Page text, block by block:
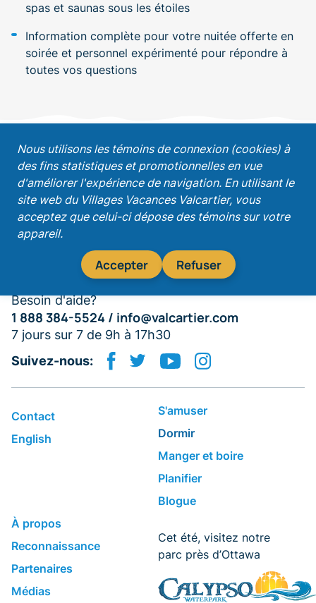
spas et saunas sous les étoiles
Information complète pour votre nuitée offerte en
soirée et personnel expérimenté pour répondre à
toutes vos questions
Nous utilisons les témoins de connexion (cookies) à
des fins statistiques et promotionnelles en vue
d'améliorer l'expérience de navigation. En utilisant le
site web du Villages Vacances Valcartier, vous
acceptez que celui-ci dépose des témoins sur votre
appareil.
Accepter Refuser
Recevez nos promotions!
S'abonner
Besoin d'aide?
1 888 384-5524 / info@valcartier.com
7 jours sur 7 de 9h à 17h30
Suivez-nous:
Contact
English
S'amuser
Dormir
​Manger et boire
Planifier
Blogue
​À propos
Reconnaissance
Partenaires
Médias
Cet été, visitez notre
parc près d’Ottawa